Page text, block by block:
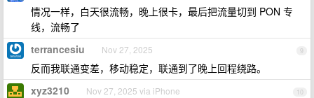
情况一样，白天很流畅，晚上很卡，最后把流量切到 PON 专
线，流畅了
9
terrancesiu Nov 27, 2025
反而我联通变差，移动稳定，联通到了晚上回程绕路。
10
xyz3210 Nov 27, 2025 via iPhone